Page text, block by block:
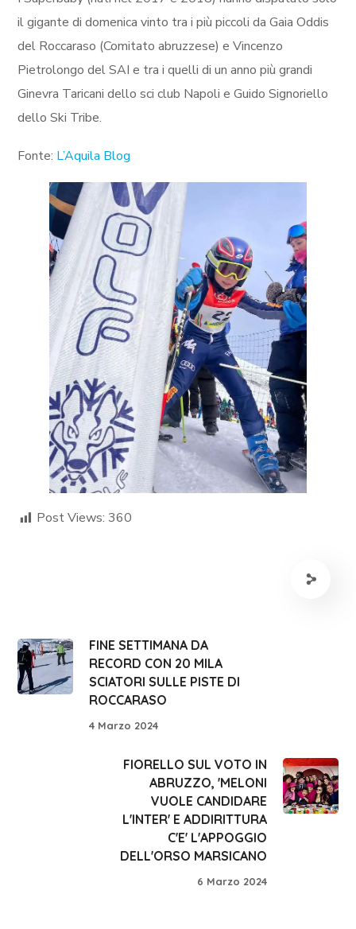
il gigante di domenica vinto tra i più piccoli da Gaia Oddis
del Roccaraso (Comitato abruzzese) e Vincenzo
Pietrolongo del SAI e tra i quelli di un anno più grandi
Ginevra Taricani dello sci club Napoli e Guido Signoriello
dello Ski Tribe.
Fonte: L’Aquila Blog
Post Views: 360
FINE SETTIMANA DA
RECORD CON 20 MILA
SCIATORI SULLE PISTE DI
ROCCARASO
4 Marzo 2024
FIORELLO SUL VOTO IN
ABRUZZO, 'MELONI
VUOLE CANDIDARE
L'INTER' E ADDIRITTURA
C'E' L'APPOGGIO
DELL'ORSO MARSICANO
6 Marzo 2024